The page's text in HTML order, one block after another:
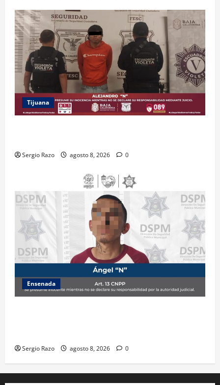
Tijuana
Sergio Razo agosto 8, 2026 0
Ensenada
Sergio Razo agosto 8, 2026 0